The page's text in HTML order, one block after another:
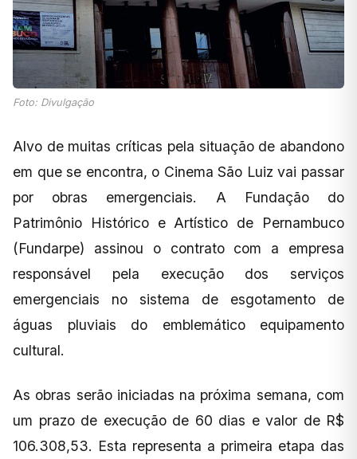
Foto: Divulgação
Alvo de muitas críticas pela situação de abandono
em que se encontra, o Cinema São Luiz vai passar
por obras emergenciais. A Fundação do
Patrimônio Histórico e Artístico de Pernambuco
(Fundarpe) assinou o contrato com a empresa
responsável pela execução dos serviços
emergenciais no sistema de esgotamento de
águas pluviais do emblemático equipamento
cultural.
As obras serão iniciadas na próxima semana, com
um prazo de execução de 60 dias e valor de R$
106.308,53. Esta representa a primeira etapa das